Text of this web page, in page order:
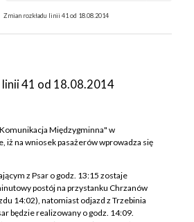
Zmian rozkładu linii 41 od 18.08.2014
linii 41 od 18.08.2014
Międzygminna" w
iż na wniosek pasażerów wprowadza się
z Psar o godz. 13:15 zostaje
postój na przystanku Chrzanów
14:02), natomiast odjazd z Trzebinia
będzie realizowany o godz. 14:09.